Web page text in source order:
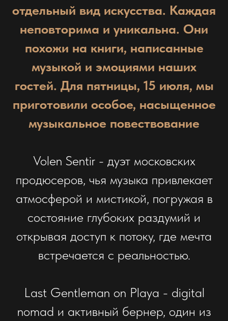
отдельный вид искусства. Каждая
неповторима и уникальна. Они
похожи на книги, написанные
музыкой и эмоциями наших
гостей. Для пятницы, 15 июля, мы
приготовили особое, насыщенное
музыкальное повествование
Volen Sentir - дуэт московских
продюсеров, чья музыка привлекает
атмосферой и мистикой, погружая в
состояние глубоких раздумий и
открывая доступ к потоку, где мечта
встречается с реальностью.
Last Gentleman on Playa - digital
nomad и активный бернер, один из